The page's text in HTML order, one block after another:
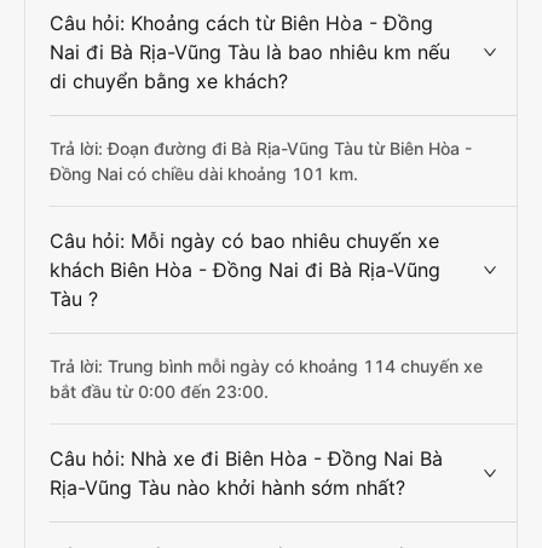
Câu hỏi: Khoảng cách từ Biên Hòa - Đồng
Nai đi Bà Rịa-Vũng Tàu là bao nhiêu km nếu
di chuyển bằng xe khách?
Trả lời: Đoạn đường đi Bà Rịa-Vũng Tàu từ Biên Hòa -
Đồng Nai có chiều dài khoảng 101 km.
Câu hỏi: Mỗi ngày có bao nhiêu chuyến xe
khách Biên Hòa - Đồng Nai đi Bà Rịa-Vũng
Tàu ?
Trả lời: Trung bình mỗi ngày có khoảng 114 chuyến xe
bắt đầu từ 0:00 đến 23:00.
Câu hỏi: Nhà xe đi Biên Hòa - Đồng Nai Bà
Rịa-Vũng Tàu nào khởi hành sớm nhất?